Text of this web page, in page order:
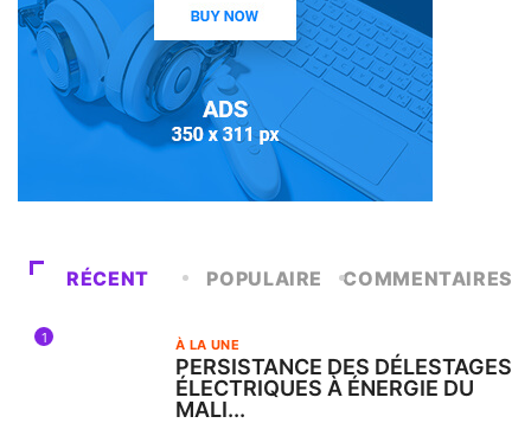
RÉCENT POPULAIRE COMMENTAIRES
1 À LA UNE
PERSISTANCE DES DÉLESTAGES
ÉLECTRIQUES À ÉNERGIE DU
MALI...